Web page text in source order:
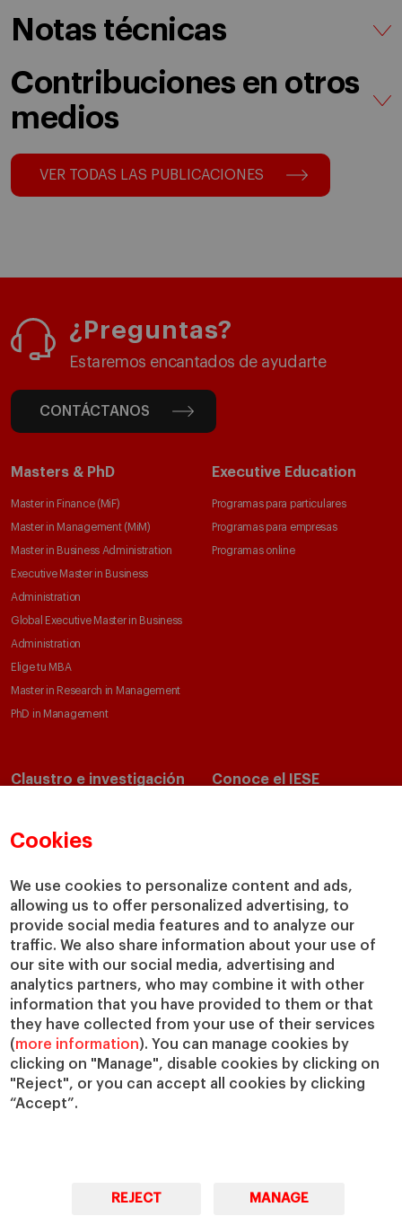
Cookies
We use cookies to personalize content and ads,
allowing us to offer personalized advertising, to
provide social media features and to analyze our
traffic. We also share information about your use of
our site with our social media, advertising and
analytics partners, who may combine it with other
information that you have provided to them or that
they have collected from your use of their services
(more information). You can manage cookies by
clicking on "Manage", disable cookies by clicking on
"Reject", or you can accept all cookies by clicking
“Accept”.
REJECT MANAGE
Notas técnicas
Contribuciones en otros
medios
VER TODAS LAS PUBLICACIONES
¿Preguntas?
Estaremos encantados de ayudarte
CONTÁCTANOS
Masters & PhD
Master in Finance (MiF)
Master in Management (MiM)
Master in Business Administration
Executive Master in Business
Administration
Global Executive Master in Business
Administration
Elige tu MBA
Master in Research in Management
PhD in Management
Executive Education
Programas para particulares
Programas para empresas
Programas online
Claustro e investigación
Departamentos académicos
Cátedras
IESE Insight
IESE Publishing
Conoce el IESE
Nuestro impacto
Colabora con el IESE
Servicios
Biblioteca
Canal de Compliance
Capellanía
IESE Shop
Jobs @IESE
Préstamos y becas